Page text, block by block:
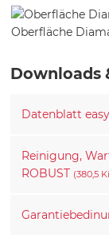
Oberfläche
Downloads
Datenblatt
Reinigung,
ROBUST (380,5